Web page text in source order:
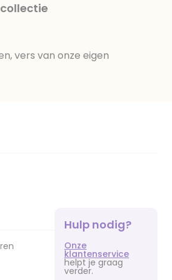
vers van onze eigen
Hulp nodig?
Onze
klantenservice
helpt je graag
verder.